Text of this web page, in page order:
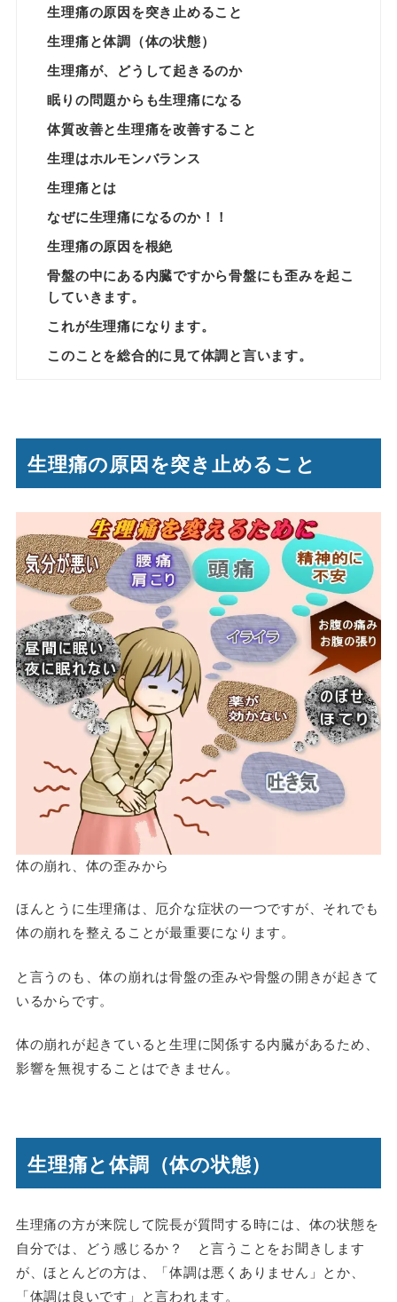
生理痛の原因を突き止めること
生理痛と体調（体の状態）
生理痛が、どうして起きるのか
眠りの問題からも生理痛になる
体質改善と生理痛を改善すること
生理はホルモンバランス
生理痛とは
なぜに生理痛になるのか！！
生理痛の原因を根絶
骨盤の中にある内臓ですから骨盤にも歪みを起こ
していきます。
これが生理痛になります。
このことを総合的に見て体調と言います。
生理痛の原因を突き止めること
体の崩れ、体の歪みから
ほんとうに生理痛は、厄介な症状の一つですが、それでも
体の崩れを整えることが最重要になります。
と言うのも、体の崩れは骨盤の歪みや骨盤の開きが起きて
いるからです。
体の崩れが起きていると生理に関係する内臓があるため、
影響を無視することはできません。
生理痛と体調（体の状態）
生理痛の方が来院して院長が質問する時には、体の状態を
自分では、どう感じるか？ と言うことをお聞きします
が、ほとんどの方は、「体調は悪くありません」とか、
「体調は良いです」と言われます。